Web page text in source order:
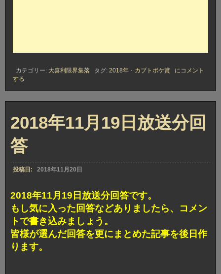
カテゴリー: 大喜利限界集落 タグ: 2018年 ・ カブトボケ賞
2018
月
19
放
送
分
にコメント
する
2018年11月19日放送分回
答
投稿日: 2018年11月20日
2018年11月19日放送分回答です。
もし気に入った回答などありましたら、コメン
トで書き込みましょう。
皆様が選んだ回答を更にまとめた記事を後日作
ります。